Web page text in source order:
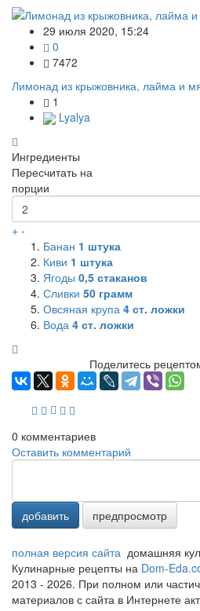
29 июля 2020, 15:24
0
7472
Лимонад из крыжовника, лайма и
1
Lyalya
Ингредиенты
Пересчитать на
порции
+ -
Банан 1 штука
Киви 1 штука
Ягоды 0,5 стаканов
Сливки 50 грамм
Овсяная крупа 4 ст. ложки
Вода 4 ст. ложки
Поделитесь
0 комментариев
Оставить комментарий
добавить предпросмотр
полная версия сайта домашняя
Кулинарные рецепты на Dom-
2013 - 2026. При полном или
материалов с сайта в Интернете